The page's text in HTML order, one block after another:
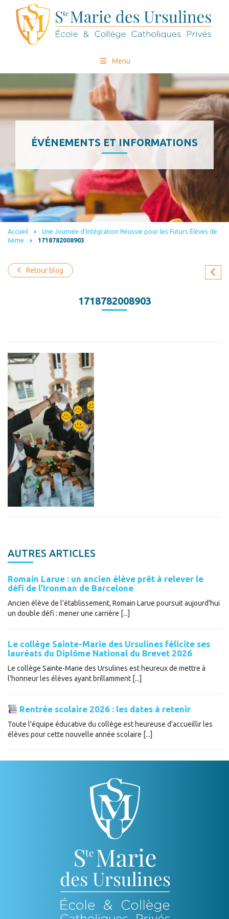
Menu
ÉVÉNEMENTS ET INFORMATIONS
Accueil
Une Journée d’Intégration Réussie pour les Futurs Élèves de
6ème
1718782008903
Retour blog
1718782008903
AUTRES ARTICLES
Romain Larue : un ancien élève prêt à relever le
défi de l’Ironman de Barcelone
Ancien élève de l'établissement, Romain Larue poursuit aujourd'hui
un double défi : mener une carrière [...]
Le collège Sainte-Marie des Ursulines félicite ses
lauréats du Diplôme National du Brevet 2026
Le collège Sainte-Marie des Ursulines est heureux de mettre à
l'honneur les élèves ayant brillamment [...]
Rentrée scolaire 2026 : les dates à retenir
Toute l'équipe éducative du collège est heureuse d'accueillir les
élèves pour cette nouvelle année scolaire [...]